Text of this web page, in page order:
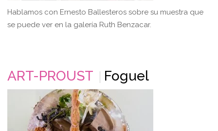
Hablamos con Ernesto Ballesteros sobre su muestra que
se puede ver en la galería Ruth Benzacar.
ART-PROUST Foguel